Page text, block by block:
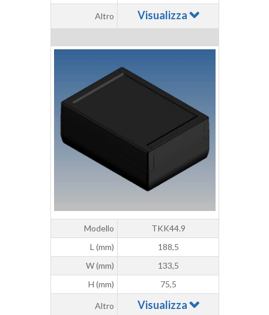
Altro Visualizza
Modello
TKK44.9
L (mm)
188,5
W (mm)
133,5
H (mm)
75,5
Altro Visualizza